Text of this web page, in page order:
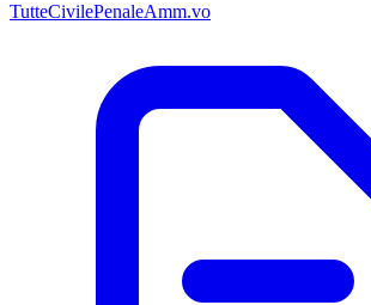
TutteCivilePenaleAmm.vo